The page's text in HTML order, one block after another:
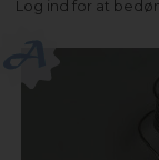
Log ind for at